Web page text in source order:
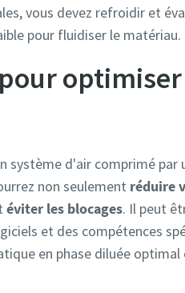
vous devez refroidir et
pour fluidiser le matériau.
d'air comprimé par
non seulement réduire
éviter les blocages. Il peut
et des compétences
en phase diluée